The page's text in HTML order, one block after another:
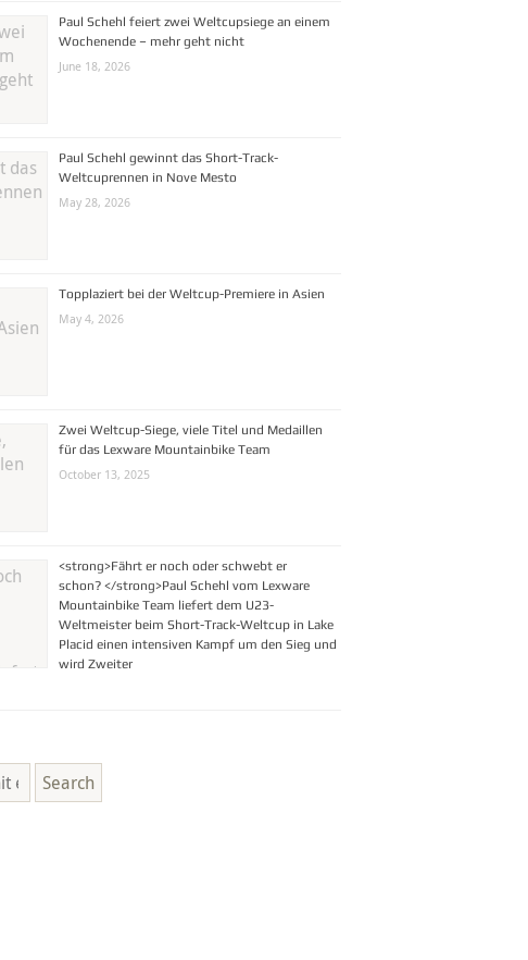
Paul Schehl feiert zwei Weltcupsiege an einem
Wochenende – mehr geht nicht
June 18, 2026
Paul Schehl gewinnt das Short-Track-
Weltcuprennen in Nove Mesto
May 28, 2026
Topplaziert bei der Weltcup-Premiere in Asien
May 4, 2026
Zwei Weltcup-Siege, viele Titel und Medaillen
für das Lexware Mountainbike Team
October 13, 2025
<strong>Fährt er noch oder schwebt er
schon? </strong>Paul Schehl vom Lexware
Mountainbike Team liefert dem U23-
Weltmeister beim Short-Track-Weltcup in Lake
Placid einen intensiven Kampf um den Sieg und
wird Zweiter
Search